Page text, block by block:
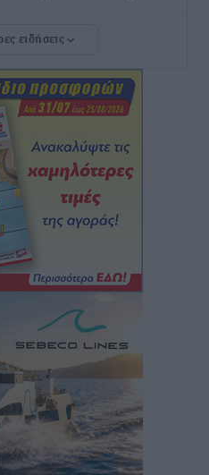
ετοιμότητα ο μηχανισμός
θερμοκρασίες – Ισχυρά
«Red Code» 6 περιοχές
στον αέρα» τους
στις Ένοπλες
Αυγούστου – Πάνω από
μόνο από τον Πειραιά
ειδήσεις